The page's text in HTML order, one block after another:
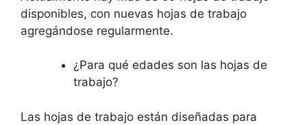
disponibles, con nuevas hojas de trabajo
agregándose regularmente.
¿Para qué edades son las hojas de
trabajo?
Las hojas de trabajo están diseñadas para